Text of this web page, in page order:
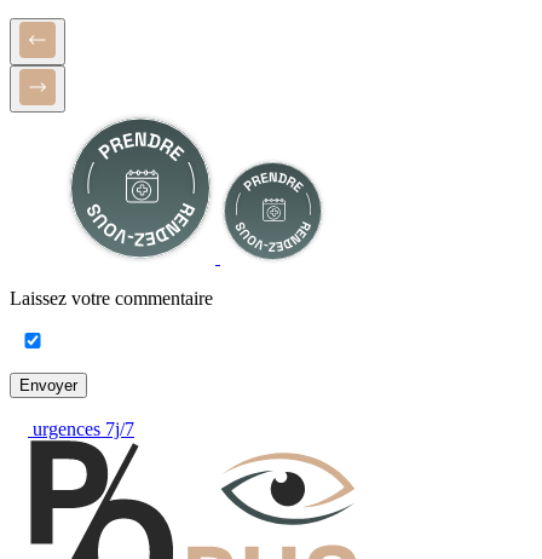
Laissez votre commentaire
Envoyer
urgences 7j/7